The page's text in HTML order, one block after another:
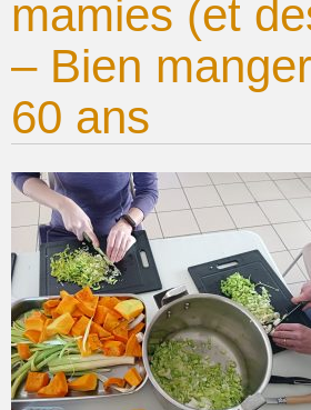
mamies (et
– Bien
60 ans